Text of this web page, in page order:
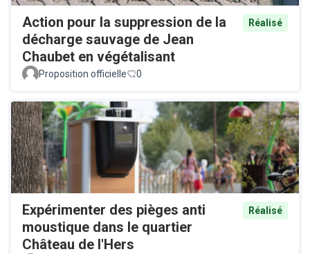
Action pour la suppression de la
décharge sauvage de Jean
Chaubet en végétalisant
Réalisé
Proposition officielle 0
Expérimenter des pièges anti
moustique dans le quartier
Château de l'Hers
Réalisé